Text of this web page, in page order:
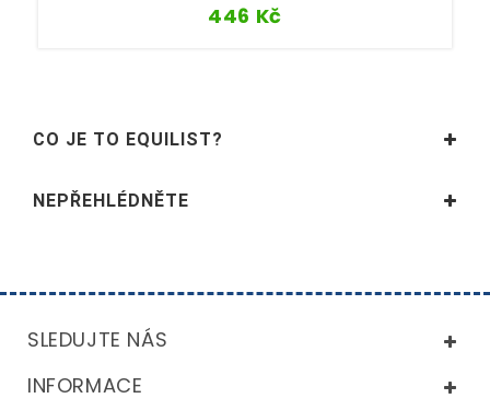
446 Kč
CO JE TO EQUILIST?
NEPŘEHLÉDNĚTE
SLEDUJTE NÁS
INFORMACE